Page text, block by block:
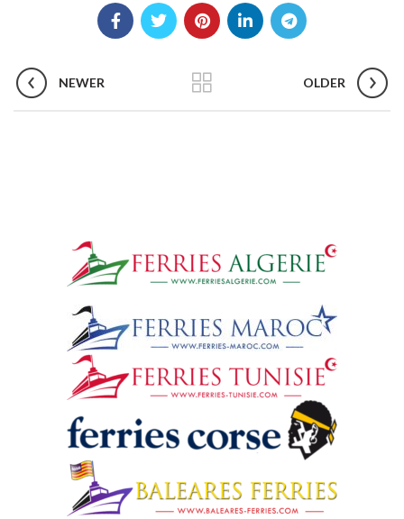
NEWER OLDER